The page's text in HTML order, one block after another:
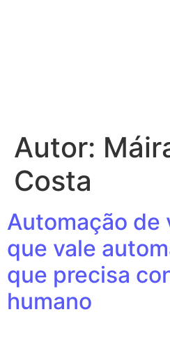
Autor:
Costa
Automação de
que vale
que precisa
humano